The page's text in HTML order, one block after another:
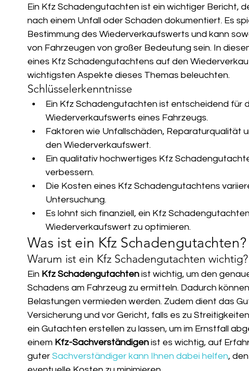
Unser Service & Servicegebiet
Ein Kfz Schadengutachten ist ein wichtiger Bericht,
nach einem Unfall oder Schaden dokumentiert. Es
Bestimmung des Wiederverkaufswerts und kann
von Fahrzeugen von großer Bedeutung sein. In
eines Kfz Schadengutachtens auf den
wichtigsten Aspekte dieses Themas beleuchten.
Schlüsselerkenntnisse
Ein Kfz Schadengutachten ist entscheidend für
Wiederverkaufswerts eines Fahrzeugs.
Faktoren wie Unfallschäden, Reparaturqualität
den Wiederverkaufswert.
Ein qualitativ hochwertiges Kfz
verbessern.
Die Kosten eines Kfz Schadengutachtens
Untersuchung.
Es lohnt sich finanziell, ein Kfz
Wiederverkaufswert zu optimieren.
Was ist ein Kfz Schadengutachten?
Warum ist ein Kfz Schadengutachten wichtig?
Ein Kfz Schadengutachten ist wichtig, um den
Schadens am Fahrzeug zu ermitteln. Dadurch
Belastungen vermieden werden. Zudem dient das
Versicherung und vor Gericht, falls es zu
ein Gutachten erstellen zu lassen, um im Ernstfall
einem Kfz-Sachverständigen ist es wichtig, auf
guter Sachverständiger kann Ihnen dabei helfen,